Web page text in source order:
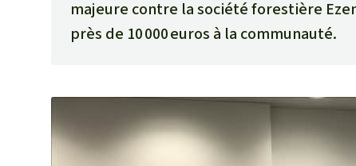
majeure contre la société forestière
près de 10 000 euros à la communauté.